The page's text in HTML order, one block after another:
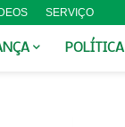
SERVIÇO
POLÍTICA